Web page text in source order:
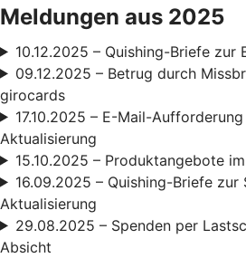
Meldungen aus 2025
10.12.2025 – Quishing-Briefe zur
09.12.2025 – Betrug durch
girocards
17.10.2025 – E-Mail-
Aktualisierung
15.10.2025 – Produktangebote
16.09.2025 – Quishing-Briefe zur
Aktualisierung
29.08.2025 – Spenden per
Absicht